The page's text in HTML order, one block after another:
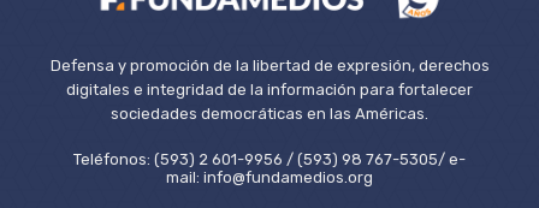
Defensa y promoción de la libertad de expresión, derechos
digitales e integridad de la información para fortalecer
sociedades democráticas en las Américas.
Teléfonos: (593) 2 601-9956 / (593) 98 767-5305/ e-
mail: info@fundamedios.org